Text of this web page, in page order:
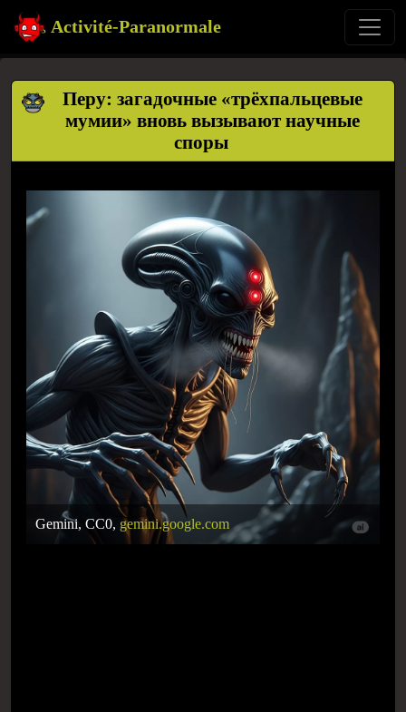
Activité-Paranormale
Перу: загадочные «трёхпальцевые
мумии» вновь вызывают научные
споры
Gemini, CC0, gemini.google.com